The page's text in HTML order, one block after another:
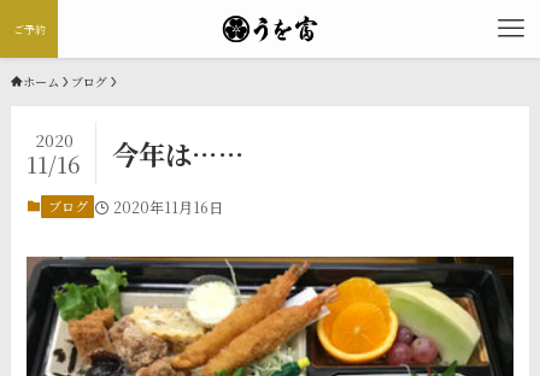
ご予約
ホーム ブログ
今年は……
2020
11/16
ブログ 2020年11月16日